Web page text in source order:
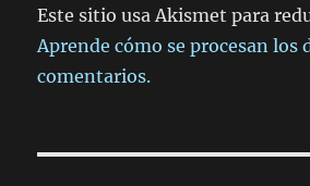
Este sitio usa Akismet para
Aprende cómo se procesan los
comentarios.